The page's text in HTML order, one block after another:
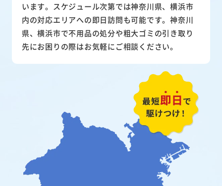
います。スケジュール次第では神奈川県、横浜市
内の対応エリアへの即日訪問も可能です。神奈川
県、横浜市で不用品の処分や粗大ゴミの引き取り
先にお困りの際はお気軽にご相談ください。